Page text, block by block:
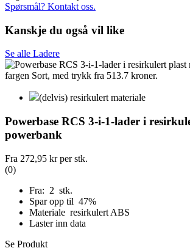
Spørsmål? Kontakt oss.
Kanskje du også vil like
Se alle Ladere
(delvis) resirkulert materiale
Powerbase RCS 3-i-1-lader i
powerbank
Fra 272,95 krper stk.
(0)
Fra: 2 stk.
Spar opp til 47%
Materiale resirkulert ABS
Laster inn data
Se Produkt